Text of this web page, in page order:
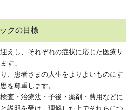
クの目標
えし、それぞれの症状に応じた医療サ
す。
、患者さまの人生をよりよいものにす
を尊重します。
査・治療法・予後・薬剤・費用などに
説明を受け、理解した上でそれらにつ